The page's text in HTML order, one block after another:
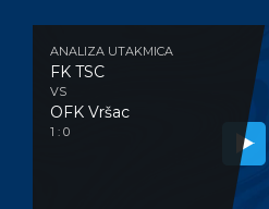
ANALIZA UTAKMICA
FK TSC
VS
OFK Vršac
1 : 0